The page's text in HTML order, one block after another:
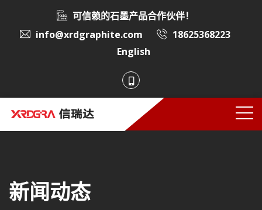
可信赖的石墨产品合作伙伴！
info@xrdgraphite.com
18625368223
English
新闻动态